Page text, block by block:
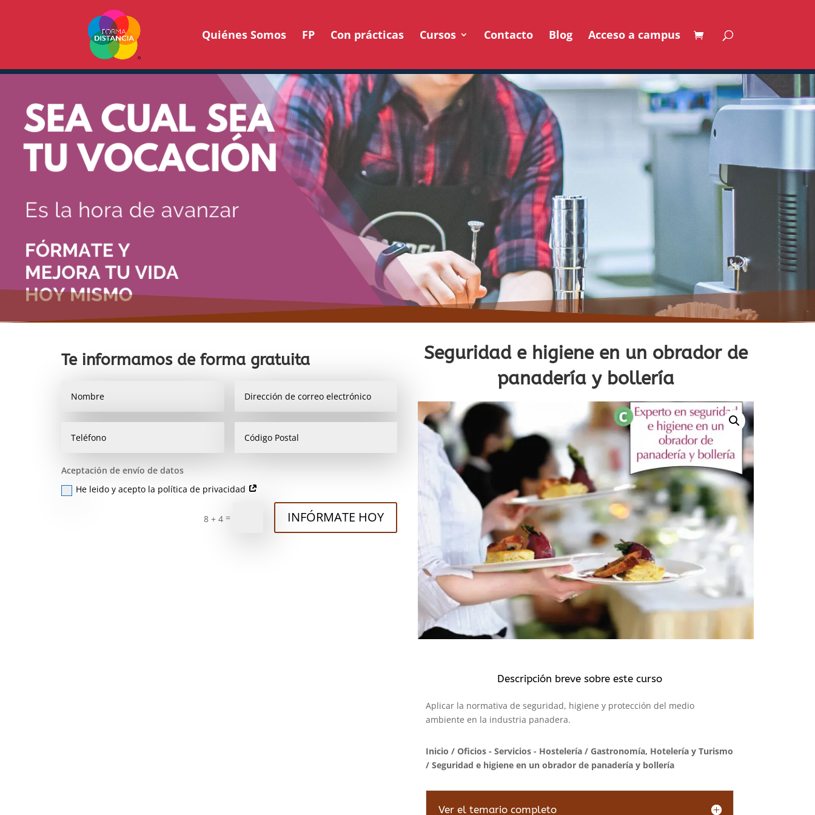
Quiénes Somos FP Con prácticas Cursos Contacto Blog Acceso a campus
Te informamos de forma gratuita
Aceptación de envío de datos
He leido y acepto la política de privacidad
8 + 4 = INFÓRMATE HOY
Seguridad e higiene en un obrador de
panadería y bollería
Descripción breve sobre este curso
Aplicar la normativa de seguridad, higiene y protección del medio
ambiente en la industria panadera.
Inicio / Oficios - Servicios - Hostelería/ Gastronomía, Hotelería y Turismo
/ Seguridad e higiene en un obrador de panadería y bollería
Ver el temario completo